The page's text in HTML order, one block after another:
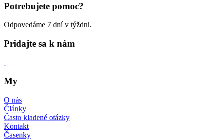
Potrebujete pomoc?
Odpovedáme 7 dní v týždni.
Pridajte sa k nám
My
O nás
Články
Často kladené otázky
Kontakt
Časenky